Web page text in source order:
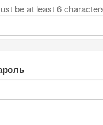
be at least 6